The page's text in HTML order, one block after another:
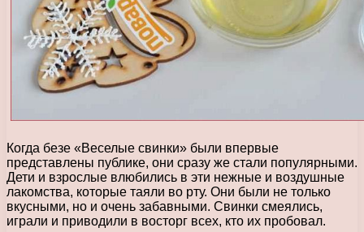
Когда безе «Веселые свинки» были впервые
представлены публике, они сразу же стали популярными.
Дети и взрослые влюбились в эти нежные и воздушные
лакомства, которые таяли во рту. Они были не только
вкусными, но и очень забавными. Свинки смеялись,
играли и приводили в восторг всех, кто их пробовал.